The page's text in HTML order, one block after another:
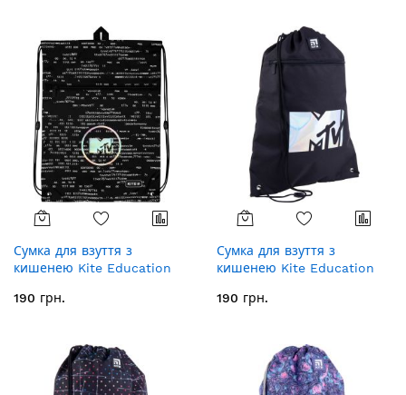
Сумка для взуття з
кишенею Kite Education
190 грн.
Сумка для взуття з
кишенею Kite Education
190 грн.